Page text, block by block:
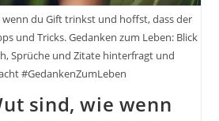
du Gift trinkst und hoffst, dass der
und Tricks. Gedanken zum Leben: Blick
Sprüche und Zitate hinterfragt und
#GedankenZumLeben
sind, wie wenn